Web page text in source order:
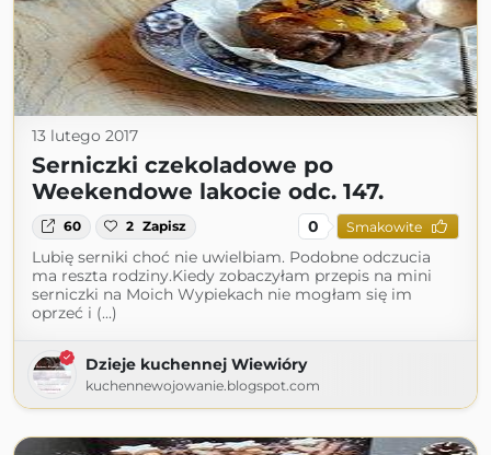
13 lutego 2017
Serniczki czekoladowe po
Weekendowe lakocie odc. 147.
60 2 Zapisz 0 Smakowite
Lubię serniki choć nie uwielbiam. Podobne odczucia
ma reszta rodziny.Kiedy zobaczyłam przepis na mini
serniczki na Moich Wypiekach nie mogłam się im
oprzeć i (...)
Dzieje kuchennej Wiewióry
kuchennewojowanie.blogspot.com